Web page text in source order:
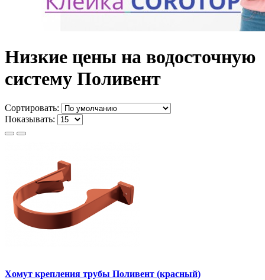
Низкие цены на водосточную
систему Поливент
Сортировать:
Показывать:
Хомут крепления трубы Поливент (красный)